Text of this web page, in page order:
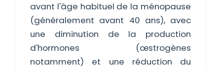
avant l'âge habituel de la ménopause
(généralement avant 40 ans), avec
une diminution de la production
d'hormones (œstrogènes
notamment) et une réduction du